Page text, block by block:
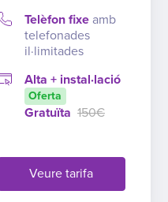
Veure tarifa
Telèfon fixe amb
telefonades
il·limitades
Alta + instal·lació
Oferta
Gratuïta 150€